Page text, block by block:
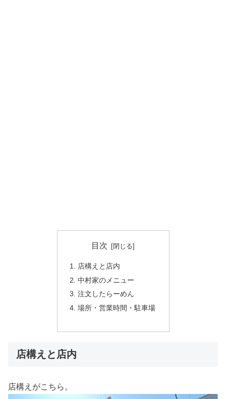
目次
店構えと店内
中村家のメニュー
注文したらーめん
場所・営業時間・駐車場
店構えと店内
店構えがこちら。